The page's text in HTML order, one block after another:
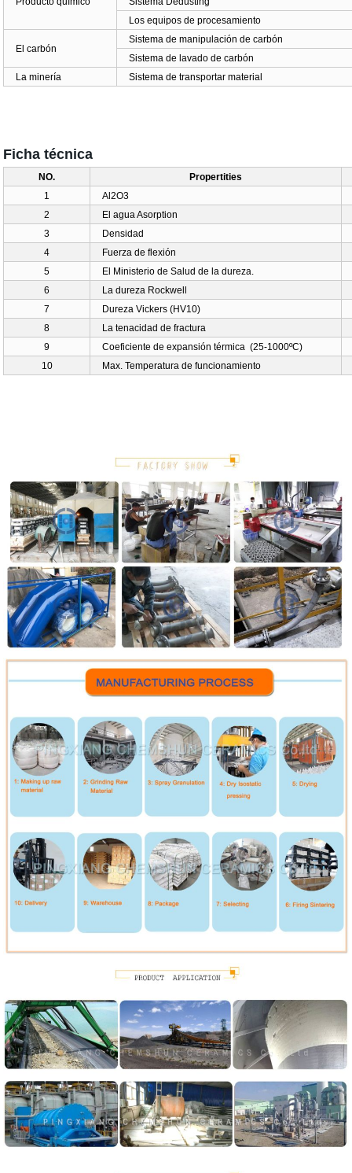
Los equipos de procesamiento
El carbón
Sistema de manipulación de carbón
Sistema de lavado de carbón
La minería
Sistema de transportar material
Ficha técnica
NO.
Propertities
1
Al2O3
2
El agua Asorption
3
Densidad
4
Fuerza de flexión
5
El Ministerio de Salud de la dureza.
6
La dureza Rockwell
7
Dureza Vickers (HV10)
8
La tenacidad de fractura
9
Coeficiente de expansión térmica (25-1000ºC)
10
Max. Temperatura de funcionamiento